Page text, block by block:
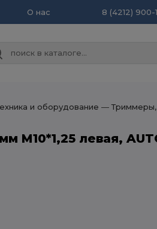
О нас 8 (4212) 900-
и оборудование ― Триммеры,
М10*1,25 левая,